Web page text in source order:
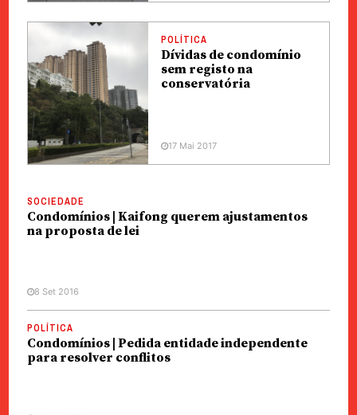
POLÍTICA
Dívidas de condomínio
sem registo na
conservatória
17 Mai 2017
SOCIEDADE
Condomínios | Kaifong querem ajustamentos
na proposta de lei
8 Set 2016
POLÍTICA
Condomínios | Pedida entidade independente
para resolver conflitos